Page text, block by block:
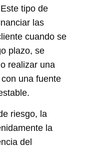
tipo de
las
cuando se
plazo, se
realizar una
una fuente
riesgo, la
la
del